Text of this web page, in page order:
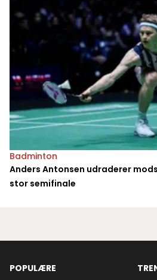
Badminton
Anders Antonsen udraderer
stor semifinale
POPULÆRE